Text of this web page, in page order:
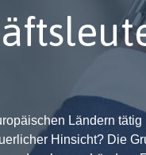
Ländern tätig
Hinsicht? Die
Tätigkeiten
und umfassen
hinsichtlich der
Die DB Cargo Polska